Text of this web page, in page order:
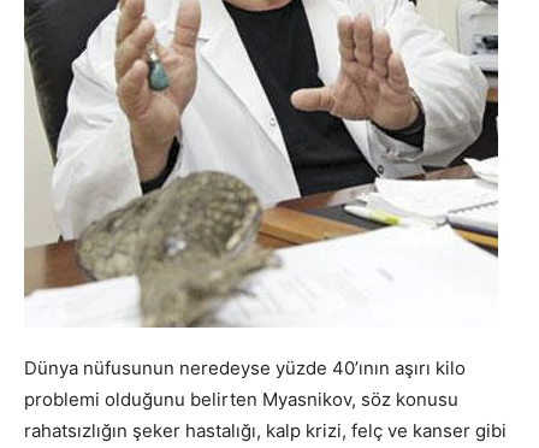
Dünya nüfusunun neredeyse yüzde 40’ının aşırı kilo
problemi olduğunu belirten Myasnikov, söz konusu
rahatsızlığın şeker hastalığı, kalp krizi, felç ve kanser gibi